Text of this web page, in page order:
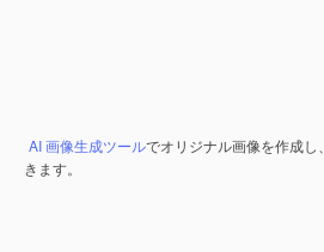
AI 画像生成ツールでオリジナル画像を作成し、
きます。